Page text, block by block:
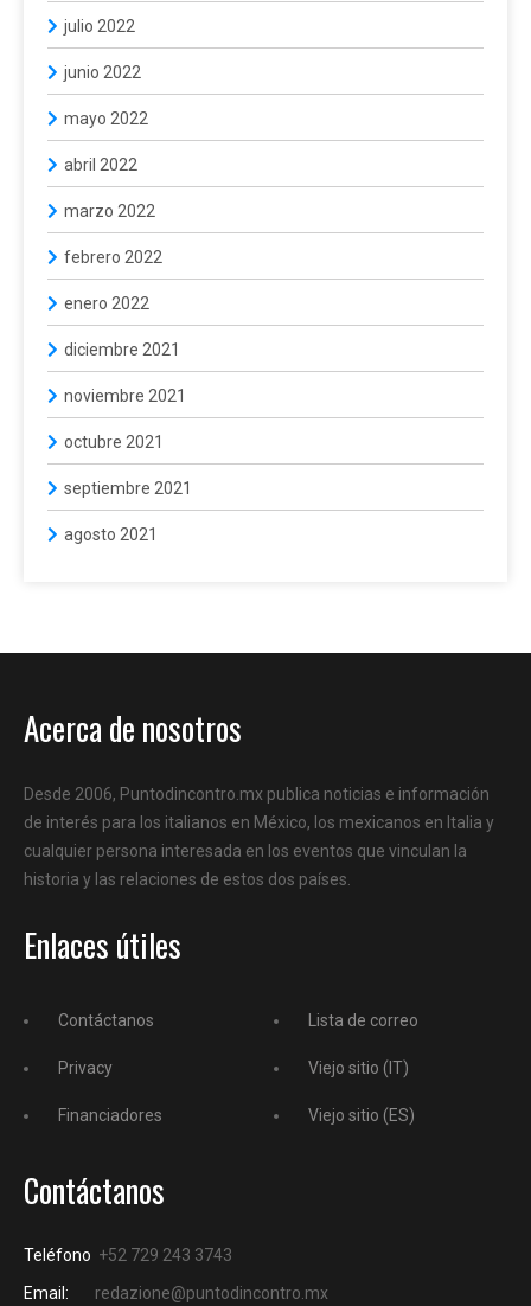
julio 2022
junio 2022
mayo 2022
abril 2022
marzo 2022
febrero 2022
enero 2022
diciembre 2021
noviembre 2021
octubre 2021
septiembre 2021
agosto 2021
Acerca de nosotros
Desde 2006, Puntodincontro.mx publica noticias e información
de interés para los italianos en México, los mexicanos en Italia y
cualquier persona interesada en los eventos que vinculan la
historia y las relaciones de estos dos países.
Enlaces útiles
Contáctanos
Privacy
Financiadores
Lista de correo
Viejo sitio (IT)
Viejo sitio (ES)
Contáctanos
Teléfono +52 729 243 3743
Email:
redazione@puntodincontro.mx